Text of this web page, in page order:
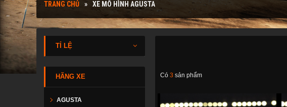
TRANG CHỦ XE MÔ HÌNH AGUSTA
TỈ LỆ
HÃNG XE
AGUSTA
Có 3 sản phẩm